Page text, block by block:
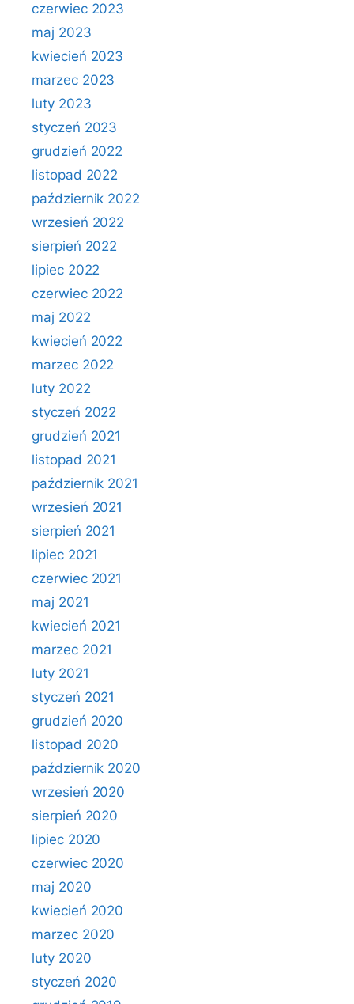
czerwiec 2023
maj 2023
kwiecień 2023
marzec 2023
luty 2023
styczeń 2023
grudzień 2022
listopad 2022
październik 2022
wrzesień 2022
sierpień 2022
lipiec 2022
czerwiec 2022
maj 2022
kwiecień 2022
marzec 2022
luty 2022
styczeń 2022
grudzień 2021
listopad 2021
październik 2021
wrzesień 2021
sierpień 2021
lipiec 2021
czerwiec 2021
maj 2021
kwiecień 2021
marzec 2021
luty 2021
styczeń 2021
grudzień 2020
listopad 2020
październik 2020
wrzesień 2020
sierpień 2020
lipiec 2020
czerwiec 2020
maj 2020
kwiecień 2020
marzec 2020
luty 2020
styczeń 2020